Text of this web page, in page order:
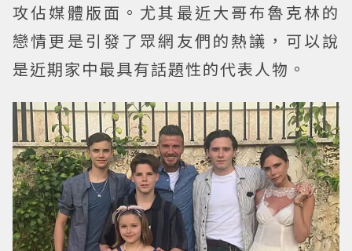
攻佔媒體版面。尤其最近大哥布魯克林的
戀情更是引發了眾網友們的熱議，可以說
是近期家中最具有話題性的代表人物。